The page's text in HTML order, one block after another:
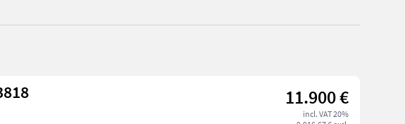
11.900 €
incl. VAT 20%